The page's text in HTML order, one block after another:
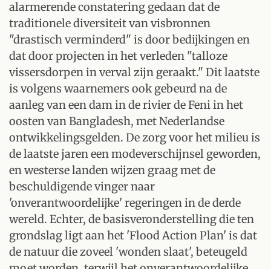
alarmerende constatering gedaan dat de
traditionele diversiteit van visbronnen
"drastisch verminderd" is door bedijkingen en
dat door projecten in het verleden "talloze
vissersdorpen in verval zijn geraakt." Dit laatste
is volgens waarnemers ook gebeurd na de
aanleg van een dam in de rivier de Feni in het
oosten van Bangladesh, met Nederlandse
ontwikkelingsgelden. De zorg voor het milieu is
de laatste jaren een modeverschijnsel geworden,
en westerse landen wijzen graag met de
beschuldigende vinger naar
'onverantwoordelijke' regeringen in de derde
wereld. Echter, de basisveronderstelling die ten
grondslag ligt aan het 'Flood Action Plan' is dat
de natuur die zoveel 'wonden slaat', beteugeld